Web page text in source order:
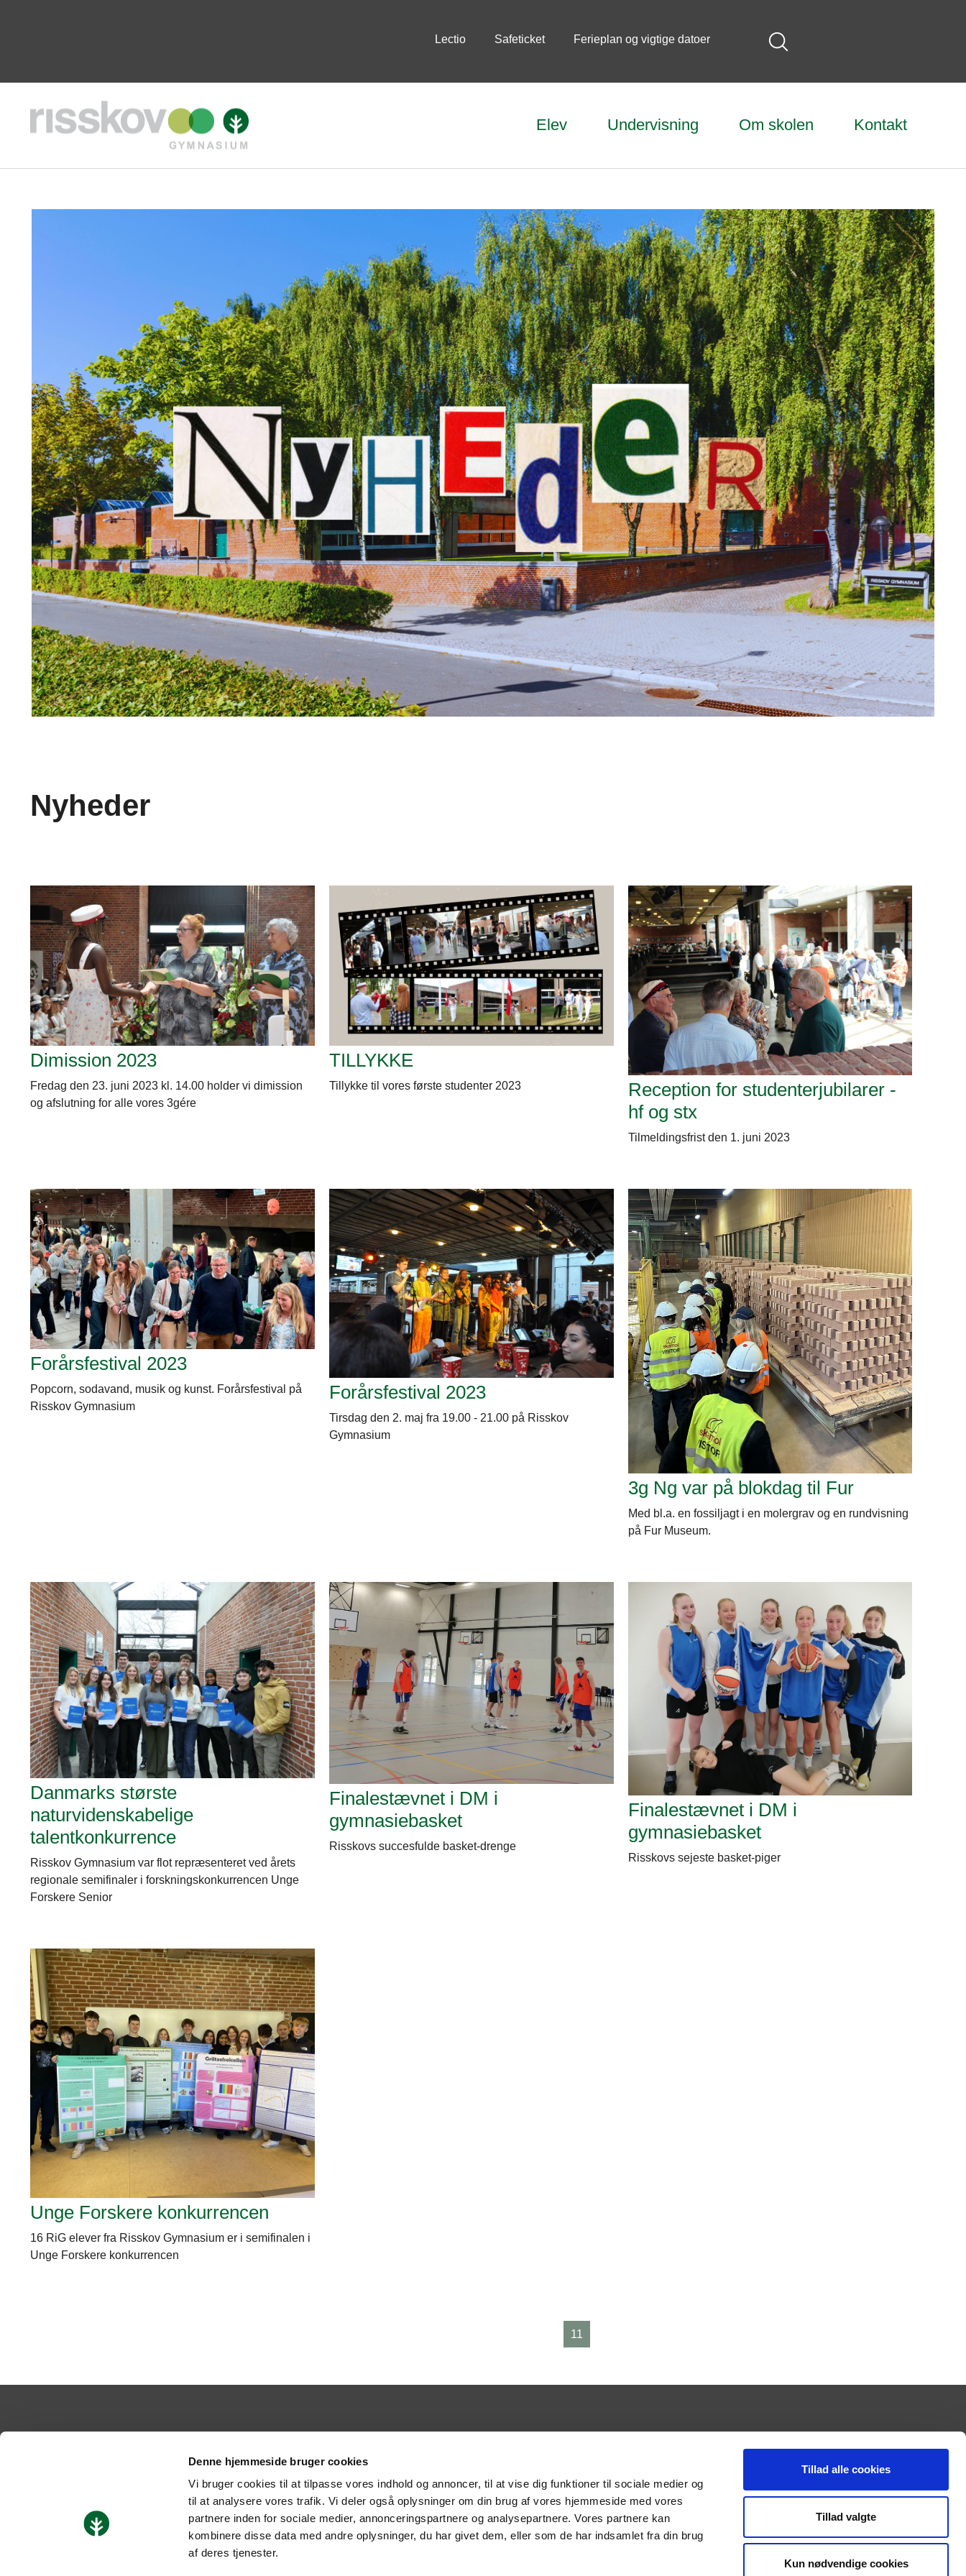
Denne hjemmeside bruger cookies
Vi bruger cookies til at tilpasse vores indhold og annoncer, til at vise dig funktioner til sociale medier og
til at analysere vores trafik. Vi deler også oplysninger om din brug af vores hjemmeside med vores
partnere inden for sociale medier, annonceringspartnere og analysepartnere. Vores partnere kan
kombinere disse data med andre oplysninger, du har givet dem, eller som de har indsamlet fra din brug
af deres tjenester.
Tillad alle cookies
Tillad valgte
Kun nødvendige cookies
Lectio Safeticket Ferieplan og vigtige datoer
Elev Undervisning Om skolen Kontakt
Nyheder
Dimission 2023
Fredag den 23. juni 2023 kl. 14.00 holder vi dimission
og afslutning for alle vores 3gére
TILLYKKE
Tillykke til vores første studenter 2023
Reception for studenterjubilarer -
hf og stx
Tilmeldingsfrist den 1. juni 2023
Forårsfestival 2023
Popcorn, sodavand, musik og kunst. Forårsfestival på
Risskov Gymnasium
Forårsfestival 2023
Tirsdag den 2. maj fra 19.00 - 21.00 på Risskov
Gymnasium
3g Ng var på blokdag til Fur
Med bl.a. en fossiljagt i en molergrav og en rundvisning
på Fur Museum.
Danmarks største
naturvidenskabelige
talentkonkurrence
Risskov Gymnasium var flot repræsenteret ved årets
regionale semifinaler i forskningskonkurrencen Unge
Forskere Senior
Finalestævnet i DM i
gymnasiebasket
Risskovs succesfulde basket-drenge
Finalestævnet i DM i
gymnasiebasket
Risskovs sejeste basket-piger
Unge Forskere konkurrencen
16 RiG elever fra Risskov Gymnasium er i semifinalen i
Unge Forskere konkurrencen
11
Tlf.86 21 40 77
Mail:
adm@risskov-gym.dk
CVR-nr. 29554307
EAN-nr. 5798000557901
Institutionsnummer. 751075
Kontortid:
Man - torsdag kl. 8.00 - 15.00
Gitte Horsbøl
Tranekærvej 70
8240 Risskov
Email:gh@risskov-gym.dk